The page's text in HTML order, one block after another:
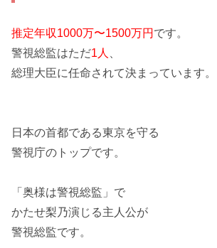
推定年収1000万〜1500万円 です。
警視総監はただ1人 、
総理大臣に任命されて決まっています。
日本の首都である東京を守る
警視庁のトップです。
「奥様は警視総監」 で
かたせ梨乃演じる主人公が
警視総監です。